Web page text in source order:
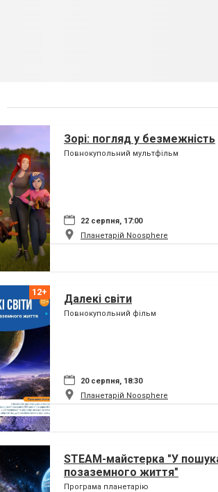
Зорі: погляд у безмежність
Повнокупольний мультфільм
22 серпня, 17:00
Планетарій Noosphere
Далекі світи
Повнокупольний фільм
20 серпня, 18:30
Планетарій Noosphere
STEAM-майстерка "У
позаземного життя"
Програма планетарію